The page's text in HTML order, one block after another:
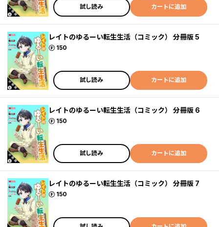
試し読み カートに追加
レイトのゆるーい転生生活（コミック） 分冊版 5
150
ポイント
試し読み カートに追加
レイトのゆるーい転生生活（コミック） 分冊版 6
150
ポイント
試し読み カートに追加
レイトのゆるーい転生生活（コミック） 分冊版 7
150
ポイント